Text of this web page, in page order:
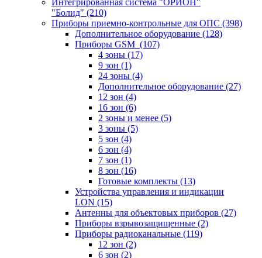
Интегрированная система "ОРИОН"
"Болид" (210)
Приборы приемно-контрольные для ОПС (398)
Дополнительное оборудование (128)
Приборы GSM (107)
4 зоны (17)
9 зон (1)
24 зоны (4)
Дополнительное оборудование (27)
12 зон (4)
16 зон (6)
2 зоны и менее (5)
3 зоны (5)
5 зон (4)
6 зон (4)
7 зон (1)
8 зон (16)
Готовые комплекты (13)
Устройства управления и индикации
LON (15)
Антенны для объектовых приборов (27)
Приборы взрывозащищенные (2)
Приборы радиоканальные (119)
12 зон (2)
6 зон (2)